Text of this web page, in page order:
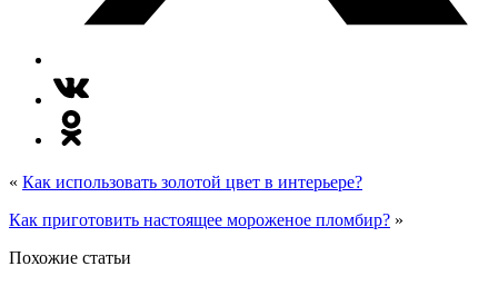
« Как использовать золотой цвет в интерьере?
Как приготовить настоящее мороженое пломбир? »
Похожие статьи